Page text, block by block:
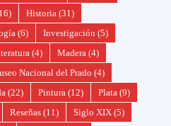
Historia (31)
(6) Investigación (5)
(4) Madera (4)
Nacional del Prado (4)
(22) Pintura (12) Plata (9)
Reseñas (11) Siglo XIX (5)